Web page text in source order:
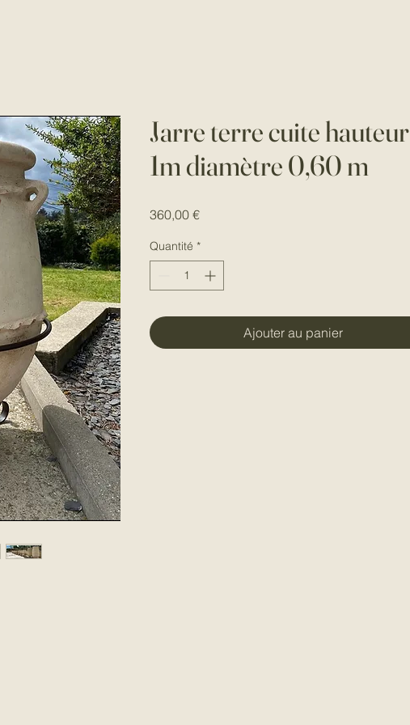
Jarre terre cuite hauteur
1m diamètre 0,60 m
360,00 €Prix
Quantité *
Ajouter au panier